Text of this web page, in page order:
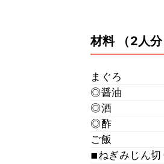
材料 （2人分
まぐろ
◎醤油
◎酒
◎酢
ご飯
◾︎ねぎみじん切